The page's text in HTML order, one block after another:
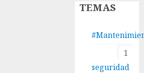
TEMAS
1
seguridad